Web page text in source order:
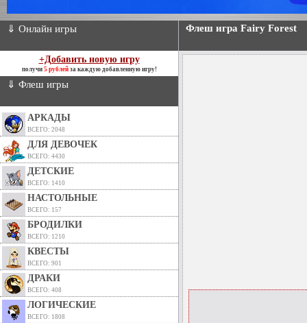
⇓ Онлайн игры
+Добавить новую игру
получи 5 рублейза каждую добавленную игру!
⇓ Флеш игры
АРКАДЫ
ВСЕГО: 2048
ДЛЯ ДЕВОЧЕК
ВСЕГО: 4430
ДЕТСКИЕ
ВСЕГО: 1410
НАСТОЛЬНЫЕ
ВСЕГО: 157
БРОДИЛКИ
ВСЕГО: 1210
КВЕСТЫ
ВСЕГО: 901
ДРАКИ
ВСЕГО: 408
ЛОГИЧЕСКИЕ
ВСЕГО: 1808
Флеш игра Fairy Forest